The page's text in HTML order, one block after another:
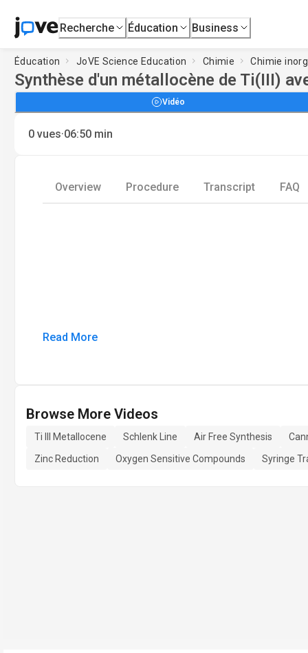
Recherche Éducation Business
Éducation JoVE Science Education Chimie Chimie
Synthèse d'un métallocène de Ti(III)
Vidéo
0 vues·06:50 min
Overview Procedure Transcript FAQ
Read More
Browse More Videos
Ti III Metallocene Schlenk Line Air Free Synthesis
Zinc Reduction
Oxygen Sensitive Compounds Syringe